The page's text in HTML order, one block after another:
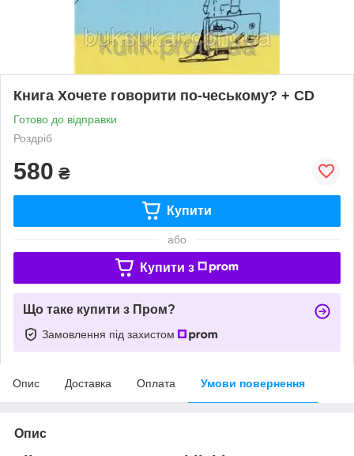
Книга Хочете говорити по-чеському? + CD
Готово до відправки
Роздріб
580 ₴
Купити
або
Купити з
Що таке купити з Пром?
Замовлення під захистом
Опис Доставка Оплата Умови повернення
Опис